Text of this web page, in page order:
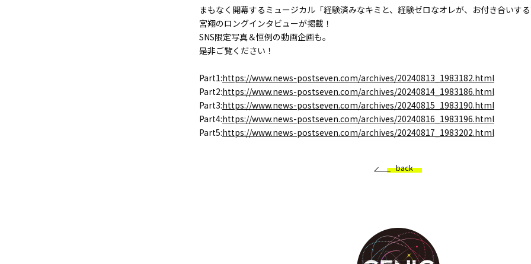
まもなく開幕するミュージカル「経験済みなキミと、経験ゼロなオレが、お付き合いす
宮翔のロングインタビューが掲載！
SNS限定写真＆恒例の動画企画も。
是非ご覧ください！
Part1:https://www.news-postseven.com/archives/20240813_1983182.html
Part2:https://www.news-postseven.com/archives/20240814_1983186.html
Part3:https://www.news-postseven.com/archives/20240815_1983190.html
Part4:https://www.news-postseven.com/archives/20240816_1983196.html
Part5:https://www.news-postseven.com/archives/20240817_1983202.html
back